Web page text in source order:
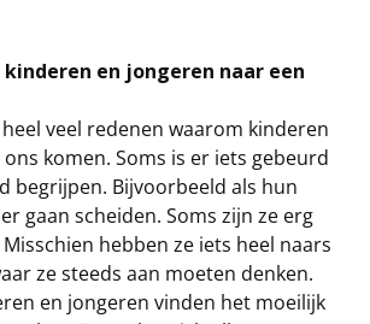
en jongeren naar een
veel redenen waarom kinderen
komen. Soms is er iets gebeurd
begrijpen. Bijvoorbeeld als hun
gaan scheiden. Soms zijn ze erg
hebben ze iets heel naars
ze steeds aan moeten denken.
en jongeren vinden het moeilijk